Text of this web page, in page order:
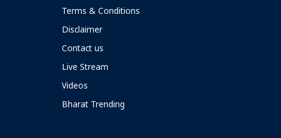
Terms & Conditions
Disclaimer
Contact us
Live Stream
Videos
Bharat Trending